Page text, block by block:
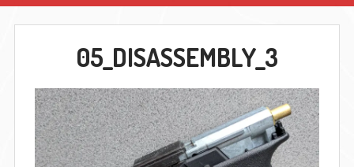
05_DISASSEMBLY_3